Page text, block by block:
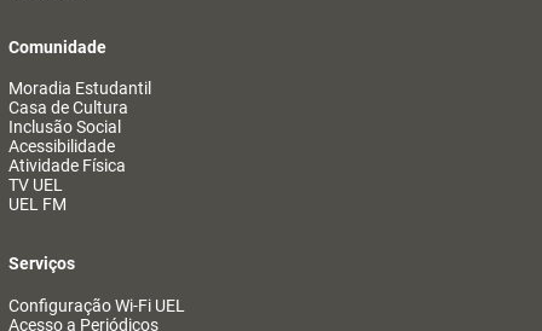
Comunidade
Moradia Estudantil
Casa de Cultura
Inclusão Social
Acessibilidade
Atividade Física
TV UEL
UEL FM
Serviços
Configuração Wi-Fi UEL
Acesso a Periódicos